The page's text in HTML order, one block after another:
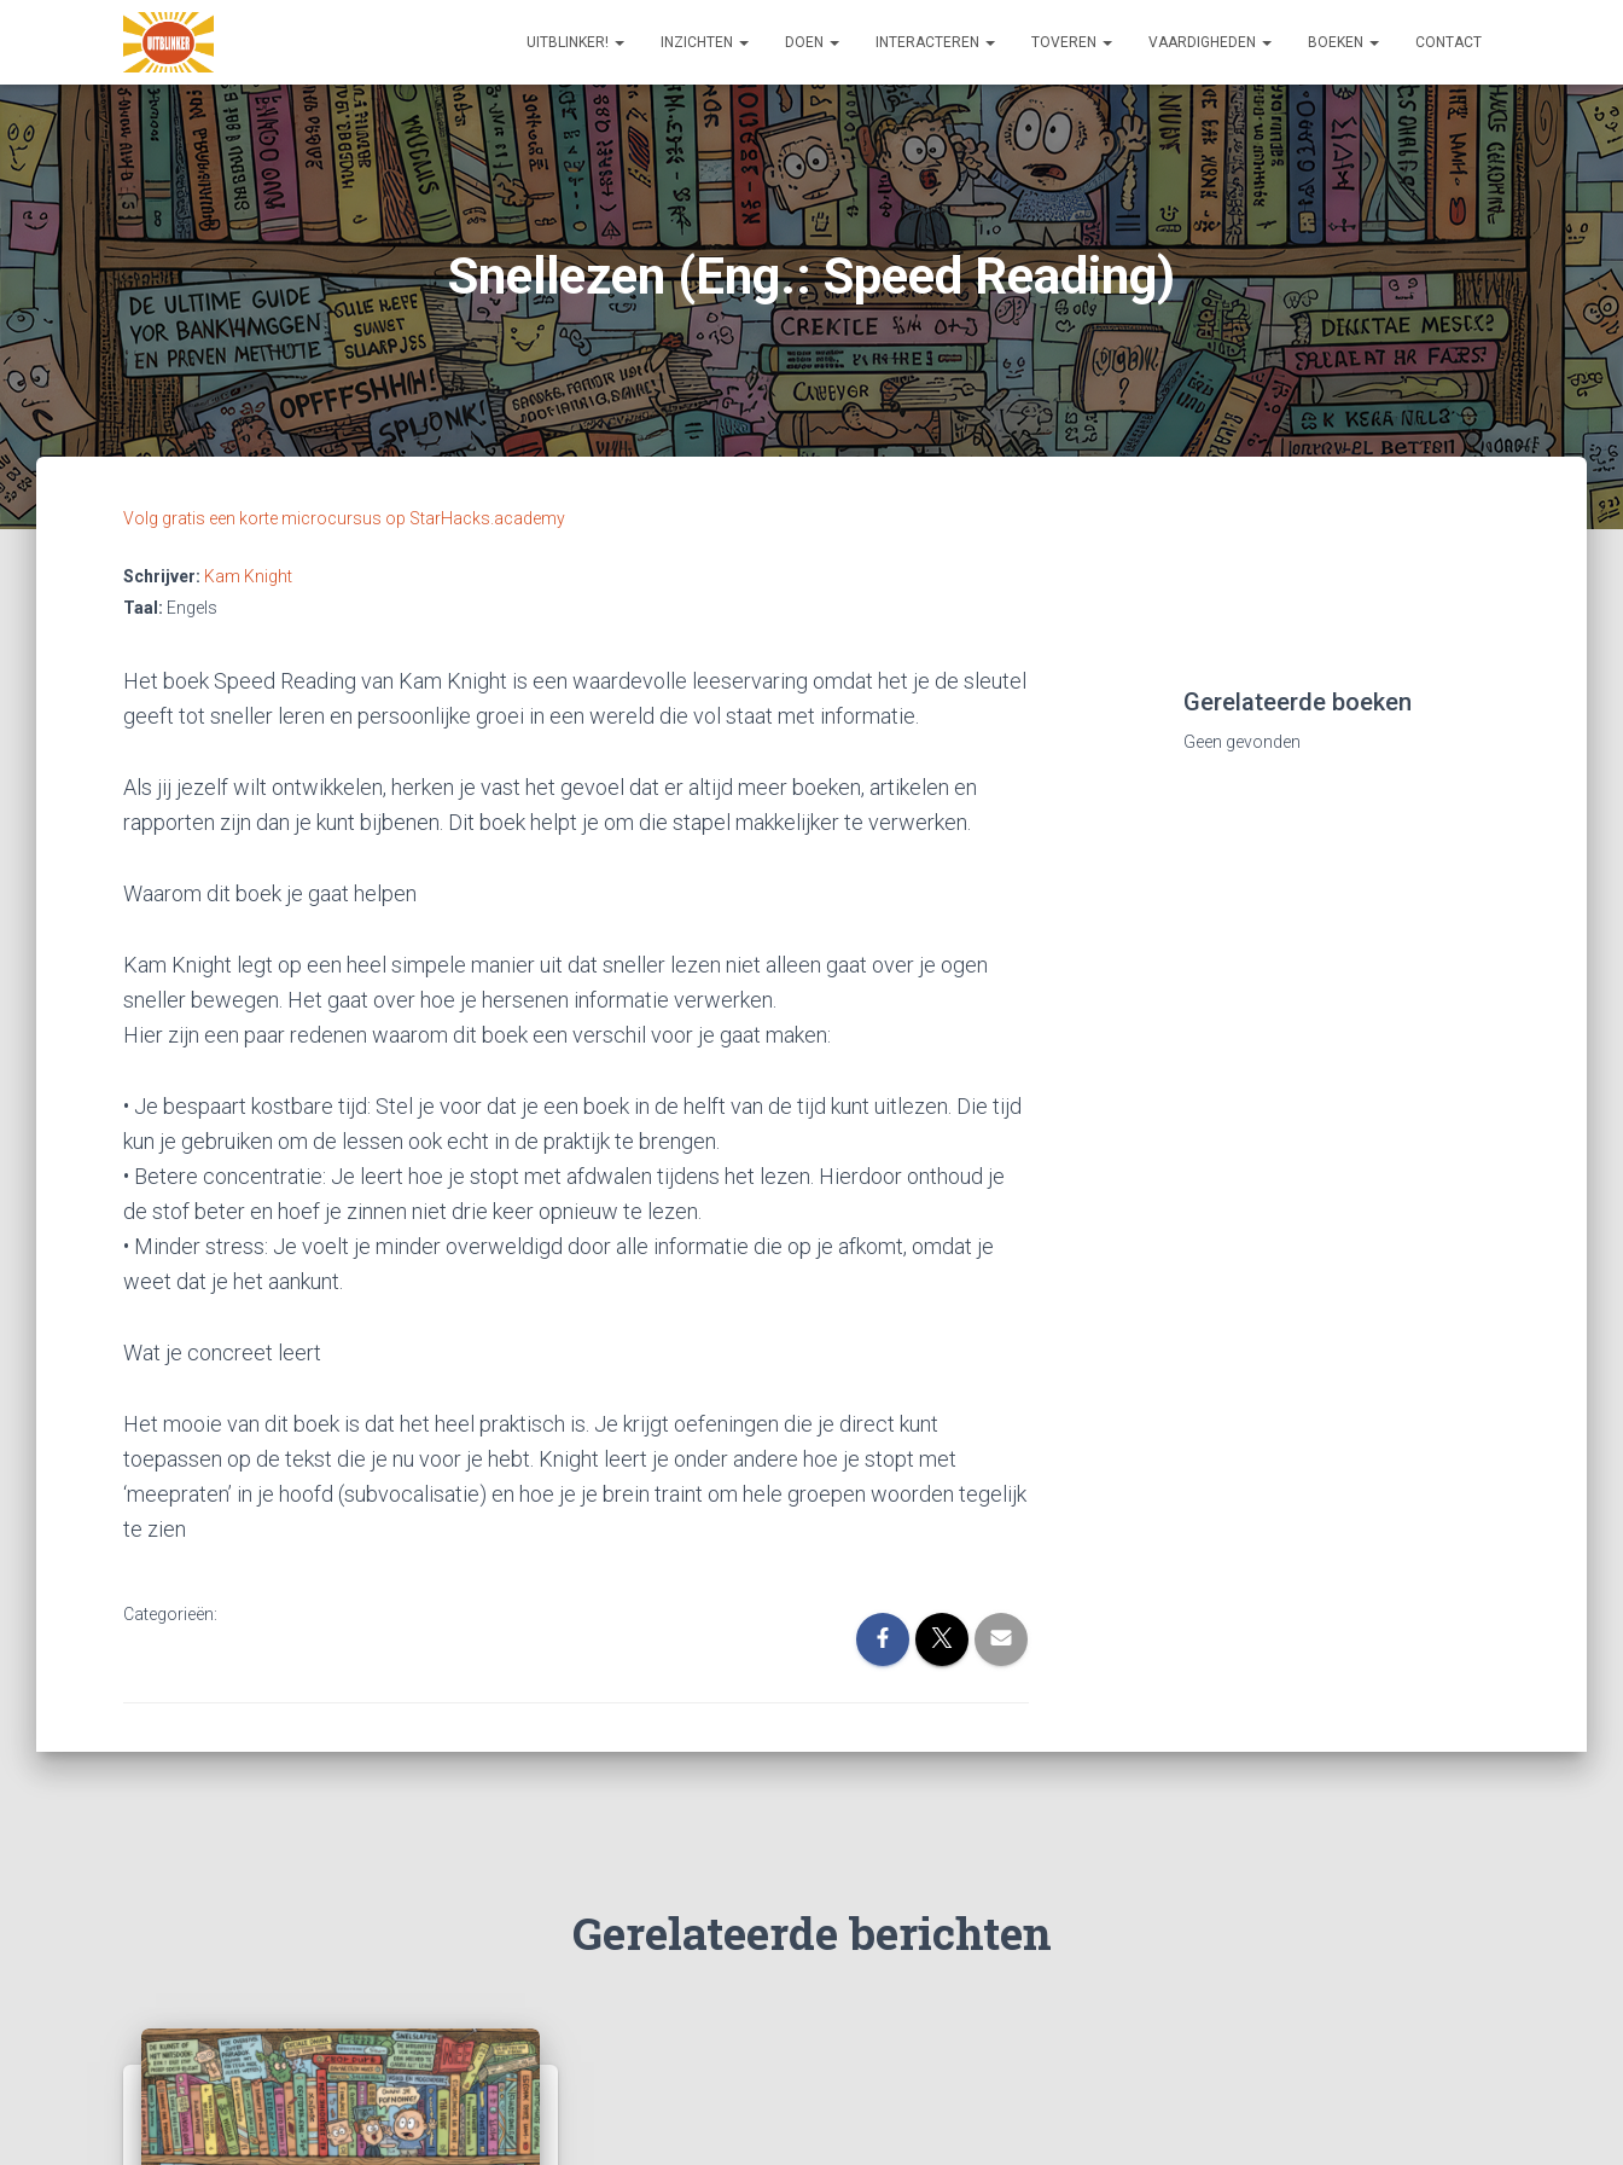
UITBLINKER! INZICHTEN DOEN INTERACTEREN TOVEREN VAARDIGHEDEN BOEKEN CONTACT
Snellezen (Eng.: Speed Reading)
Volg gratis een korte microcursus op StarHacks.academy
Schrijver: Kam Knight
Taal: Engels
Het boek Speed Reading van Kam Knight is een waardevolle leeservaring omdat het je de sleutel
geeft tot sneller leren en persoonlijke groei in een wereld die vol staat met informatie.
Als jij jezelf wilt ontwikkelen, herken je vast het gevoel dat er altijd meer boeken, artikelen en
rapporten zijn dan je kunt bijbenen. Dit boek helpt je om die stapel makkelijker te verwerken.
Waarom dit boek je gaat helpen
Kam Knight legt op een heel simpele manier uit dat sneller lezen niet alleen gaat over je ogen
sneller bewegen. Het gaat over hoe je hersenen informatie verwerken.
Hier zijn een paar redenen waarom dit boek een verschil voor je gaat maken:
• Je bespaart kostbare tijd: Stel je voor dat je een boek in de helft van de tijd kunt uitlezen. Die tijd
kun je gebruiken om de lessen ook echt in de praktijk te brengen.
• Betere concentratie: Je leert hoe je stopt met afdwalen tijdens het lezen. Hierdoor onthoud je
de stof beter en hoef je zinnen niet drie keer opnieuw te lezen.
• Minder stress: Je voelt je minder overweldigd door alle informatie die op je afkomt, omdat je
weet dat je het aankunt.
Wat je concreet leert
Het mooie van dit boek is dat het heel praktisch is. Je krijgt oefeningen die je direct kunt
toepassen op de tekst die je nu voor je hebt. Knight leert je onder andere hoe je stopt met
‘meepraten’ in je hoofd (subvocalisatie) en hoe je je brein traint om hele groepen woorden tegelijk
te zien
Categorieën:
Gerelateerde boeken
Geen gevonden
Gerelateerde berichten